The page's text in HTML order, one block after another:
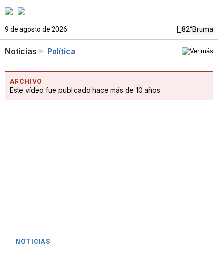
9 de agosto de 2026 82°Bruma
Noticias Política
ARCHIVO
Este vídeo fue publicado hace más de 10 años.
NOTICIAS